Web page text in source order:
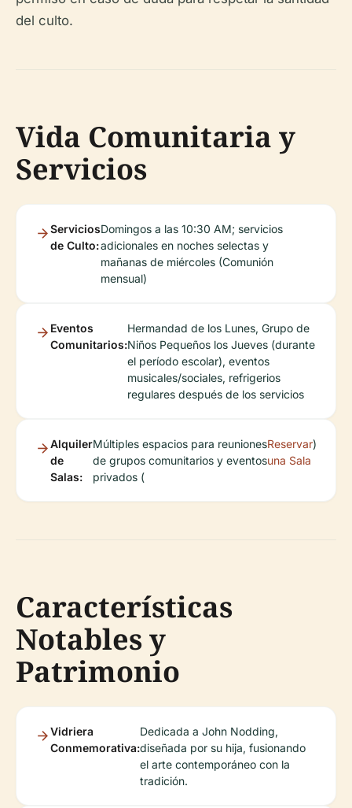
del culto.
Vida Comunitaria y
Servicios
Servicios
de Culto:
Domingos a las 10:30 AM; servicios
adicionales en noches selectas y
mañanas de miércoles (Comunión
mensual)
Eventos
Comunitarios:
Hermandad de los Lunes, Grupo de
Niños Pequeños los Jueves (durante
el período escolar), eventos
musicales/sociales, refrigerios
regulares después de los servicios
Alquiler
de
Salas:
Múltiples espacios para reuniones
de grupos comunitarios y eventos
privados (
Reservar
una Sala
)
Características
Notables y
Patrimonio
Vidriera
Conmemorativa:
Dedicada a John Nodding,
diseñada por su hija, fusionando
el arte contemporáneo con la
tradición.